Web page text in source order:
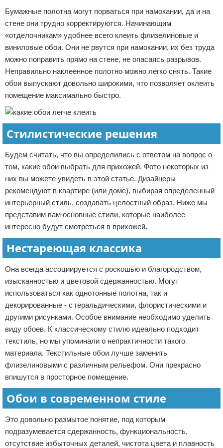
Бумажные полотна могут порваться при намокании, да и на
стене они трудно корректируются. Начинающим
«отделочникам» удобнее всего клеить флизелиновые и
виниловые обои. Они не рвутся при намокании, их без труда
можно поправить прямо на стене, не опасаясь разрывов.
Неправильно наклеенное полотно можно легко снять. Такие
обои выпускают довольно широкими, что позволяет оклеить
помещение максимально быстро.
Стилистические решения
Будем считать, что вы определились с ответом на вопрос о
том, какие обои выбрать для прихожей. Фото некоторых из
них вы можете увидеть в этой статье. Дизайнеры
рекомендуют в квартире (или доме), выбирая определенный
интерьерный стиль, создавать целостный образ. Ниже мы
представим вам основные стили, которые наиболее
интересно будут смотреться в прихожей.
Нестареющая классика
Она всегда ассоциируется с роскошью и благородством,
изысканностью и цветовой сдержанностью. Могут
использоваться как однотонные полотна, так и
декорированные - с геральдическими, флористическими и
другими рисунками. Особое внимание необходимо уделить
виду обоев. К классическому стилю идеально подходит
текстиль, но мы упоминали о непрактичности такого
материала. Текстильные обои лучше заменить
флизелиновыми с различным рельефом. Они прекрасно
впишутся в просторное помещение.
Обои в современном стиле
Это довольно размытое понятие, под которым
подразумевается сдержанность, функциональность,
отсутствие избыточных деталей, чистота цвета и плавность